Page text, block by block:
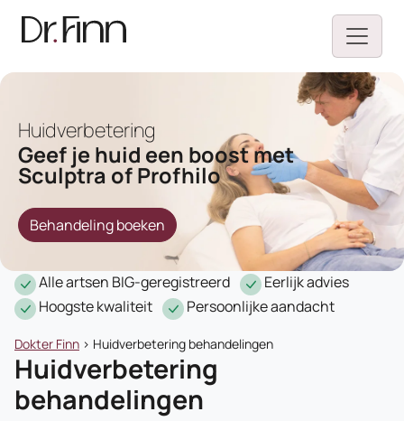
Huidverbetering
Geef je huid een boost met
Sculptra of Profhilo
Behandeling boeken
Alle artsen BIG-geregistreerd
Eerlijk advies
Hoogste kwaliteit
Persoonlijke aandacht
Dokter Finn > Huidverbetering behandelingen
Huidverbetering
behandelingen